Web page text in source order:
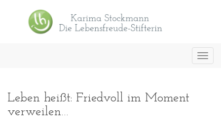
Leben heißt: Friedvoll im Moment
verweilen…